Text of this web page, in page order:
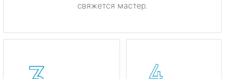
свяжется мастер.